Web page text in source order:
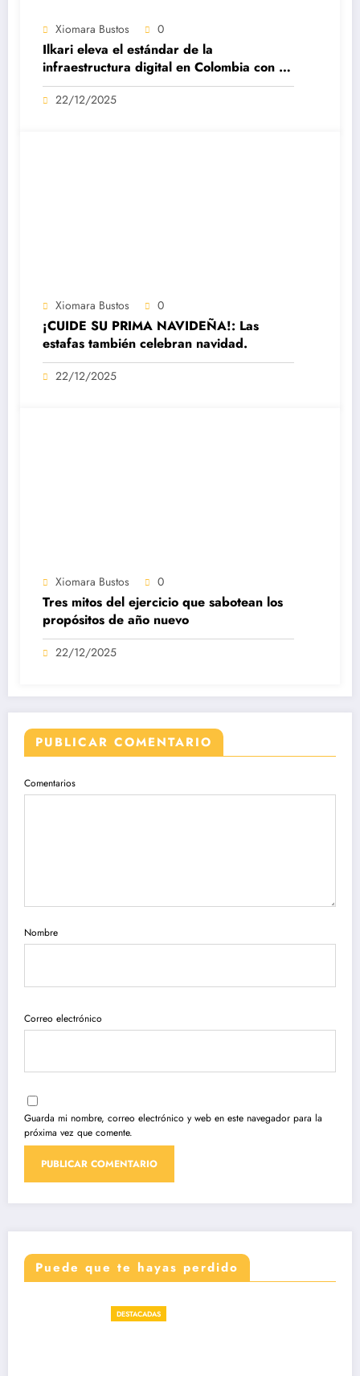
Xiomara Bustos 0
Ilkari eleva el estándar de la
infraestructura digital en Colombia con su
datacenter certificado Nivel IV de ICREA
22/12/2025
Xiomara Bustos 0
¡CUIDE SU PRIMA NAVIDEÑA!: Las
estafas también celebran navidad.
22/12/2025
Xiomara Bustos 0
Tres mitos del ejercicio que sabotean los
propósitos de año nuevo
22/12/2025
PUBLICAR COMENTARIO
Comentarios
Nombre
Correo electrónico
Guarda mi nombre, correo electrónico y web en este navegador para la
próxima vez que comente.
Puede que te hayas perdido